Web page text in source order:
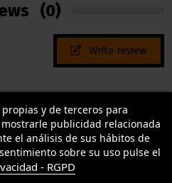
(0)
Write review
y de terceros para
publicidad relacionada
el análisis de sus hábitos de
sobre su uso pulse el
- RGPD